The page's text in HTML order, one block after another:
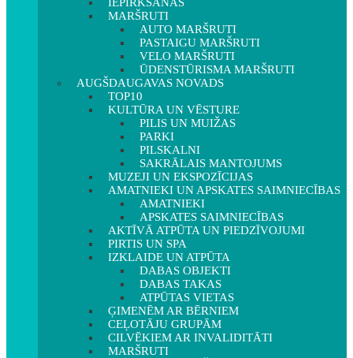
MARŠRUTI
AUTO MARŠRUTI
PASTAIGU MARŠRUTI
VELO MARŠRUTI
ŪDENSTŪRISMA MARŠRUTI
AUGŠDAUGAVAS NOVADS
TOP10
KULTŪRA UN VĒSTURE
PILIS UN MUIŽAS
PARKI
PILSKALNI
SAKRĀLAIS MANTOJUMS
MUZEJI UN EKSPOZĪCIJAS
AMATNIEKI UN APSKATES SAIMNIECĪBAS
AMATNIEKI
APSKATES SAIMNIECĪBAS
AKTĪVĀ ATPŪTA UN PIEDZĪVOJUMI
PIRTIS UN SPA
IZKLAIDE UN ATPŪTA
DABAS OBJEKTI
DABAS TAKAS
ATPŪTAS VIETAS
ĢIMENĒM AR BĒRNIEM
CEĻOTĀJU GRUPĀM
CILVĒKIEM AR INVALIDITĀTI
MARŠRUTI